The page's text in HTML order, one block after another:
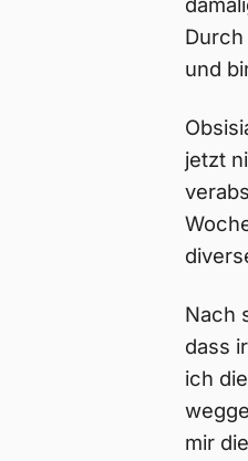
und
jetzt
Nach
dass
ich
mir